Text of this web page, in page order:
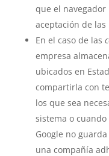
que el
aceptación de las
En el caso de las
empresa
ubicados en
compartirla con
los que sea
sistema o
Google no
una compañía